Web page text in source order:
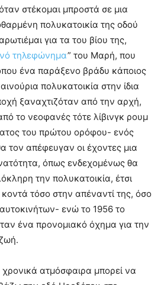
στέκομαι μπροστά σε μια
πολυκατοικία της οδού
για τα του βίου της,
τηλεφώνημα” του Μαρή, που
ένα παράξενο βράδυ κάποιος
πολυκατοικία στην ίδια
ξαναχτιζόταν από την αρχή,
το νεοφανές τότε λίβινγκ ρουμ
του πρώτου ορόφου- ενός
τον απέφευγαν οι έχοντες μια
όπως ενδεχομένως θα
την πολυκατοικία, έτσι
τόσο στην απέναντί της, όσο
ενώ το 1956 το
ένα προνομιακό όχημα για την
ατμόσφαιρα μπορεί να